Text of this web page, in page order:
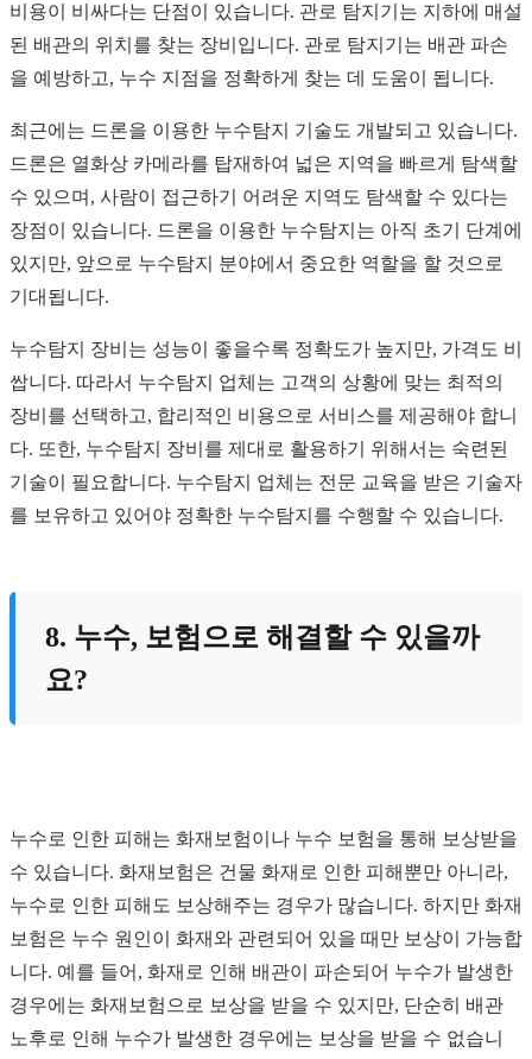
비용이 비싸다는 단점이 있습니다. 관로 탐지기는 지하에 매설
된 배관의 위치를 찾는 장비입니다. 관로 탐지기는 배관 파손
을 예방하고, 누수 지점을 정확하게 찾는 데 도움이 됩니다.
최근에는 드론을 이용한 누수탐지 기술도 개발되고 있습니다.
드론은 열화상 카메라를 탑재하여 넓은 지역을 빠르게 탐색할
수 있으며, 사람이 접근하기 어려운 지역도 탐색할 수 있다는
장점이 있습니다. 드론을 이용한 누수탐지는 아직 초기 단계에
있지만, 앞으로 누수탐지 분야에서 중요한 역할을 할 것으로
기대됩니다.
누수탐지 장비는 성능이 좋을수록 정확도가 높지만, 가격도 비
쌉니다. 따라서 누수탐지 업체는 고객의 상황에 맞는 최적의
장비를 선택하고, 합리적인 비용으로 서비스를 제공해야 합니
다. 또한, 누수탐지 장비를 제대로 활용하기 위해서는 숙련된
기술이 필요합니다. 누수탐지 업체는 전문 교육을 받은 기술자
를 보유하고 있어야 정확한 누수탐지를 수행할 수 있습니다.
8. 누수, 보험으로 해결할 수 있을까
요?
누수로 인한 피해는 화재보험이나 누수 보험을 통해 보상받을
수 있습니다. 화재보험은 건물 화재로 인한 피해뿐만 아니라,
누수로 인한 피해도 보상해주는 경우가 많습니다. 하지만 화재
보험은 누수 원인이 화재와 관련되어 있을 때만 보상이 가능합
니다. 예를 들어, 화재로 인해 배관이 파손되어 누수가 발생한
경우에는 화재보험으로 보상을 받을 수 있지만, 단순히 배관
노후로 인해 누수가 발생한 경우에는 보상을 받을 수 없습니